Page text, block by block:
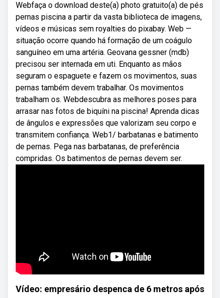
Webfaça o download deste(a) photo gratuito(a) de pés
pernas piscina a partir da vasta biblioteca de imagens,
vídeos e músicas sem royalties do pixabay. Web —
situação ocorre quando há formação de um coágulo
sanguíneo em uma artéria. Geovana gessner (mdb)
precisou ser internada em uti. Enquanto as mãos
seguram o espaguete e fazem os movimentos, suas
pernas também devem trabalhar. Os movimentos
trabalham os. Webdescubra as melhores poses para
arrasar nas fotos de biquíni na piscina! Aprenda dicas
de ângulos e expressões que valorizam seu corpo e
transmitem confiança. Web1/ barbatanas e batimento
de pernas. Pega nas barbatanas, de preferência
compridas. Os batimentos de pernas devem ser.
Vídeo: empresário despenca de 6 metros após